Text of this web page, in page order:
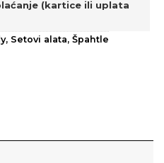
(kartice ili uplata
, Setovi alata, Špahtle